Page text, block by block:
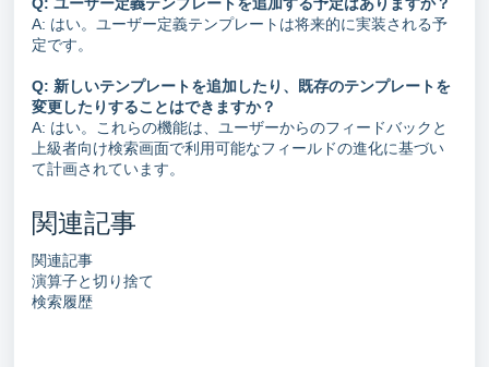
A: はい。ユーザー定義テンプレートは将来的に実装される予
定です。
Q: 新しいテンプレートを追加したり、既存のテンプレートを
変更したりすることはできますか？
A: はい。これらの機能は、ユーザーからのフィードバックと
上級者向け検索画面で利用可能なフィールドの進化に基づい
て計画されています。
関連記事
関連記事
演算子と切り捨て
検索履歴